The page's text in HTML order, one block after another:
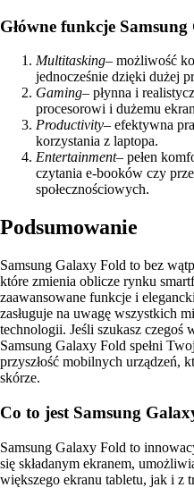
Główne funkcje
Multitasking– możliwość
jednocześnie dzięki dużej
Gaming– płynna i
procesorowi i dużemu
Productivity– efektywna
korzystania z laptopa.
Entertainment– pełen
czytania e-booków czy
społecznościowych.
Podsumowanie
Samsung Galaxy Fold to bez
które zmienia oblicze rynku
zaawansowane funkcje i
zasługuje na uwagę wszystkich
technologii. Jeśli szukasz czegoś
Samsung Galaxy Fold spełni
przyszłość mobilnych urządzeń,
skórze.
Co to jest Samsung
Samsung Galaxy Fold to
się składanym ekranem,
większego ekranu tabletu, jak i z